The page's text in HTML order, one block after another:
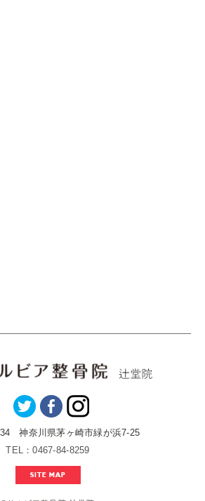
神奈川県茅ヶ崎市緑が浜7-25
TEL：0467-84-8259
SITE MAP